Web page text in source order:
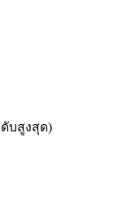
บสูงสุด)